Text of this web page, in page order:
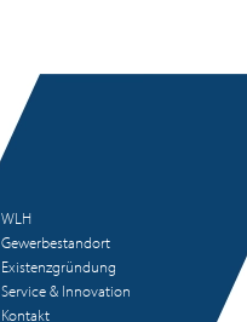
WLH
Gewerbestandort
Existenzgründung
Service & Innovation
Kontakt